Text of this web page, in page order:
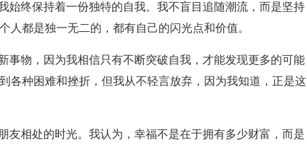
始终保持着一份独特的自我。我不盲目追随潮流，而是坚持
人都是独一无二的，都有自己的闪光点和价值。
事物，因为我相信只有不断突破自我，才能发现更多的可能
各种困难和挫折，但我从不轻言放弃，因为我知道，正是这
友相处的时光。我认为，幸福不是在于拥有多少财富，而是